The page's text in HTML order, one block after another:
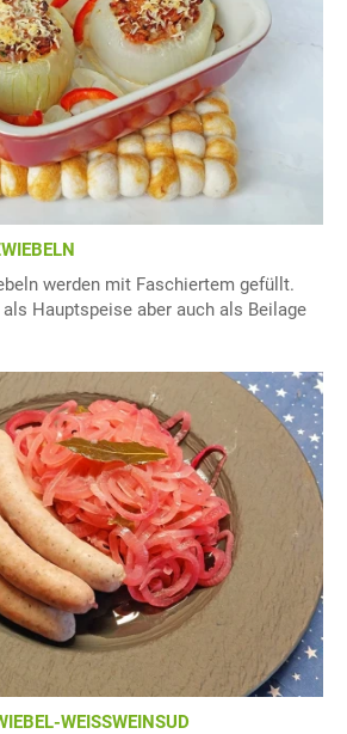
werden mit Faschiertem gefüllt.
Hauptspeise aber auch als Beilage
WEISSWEINSUD